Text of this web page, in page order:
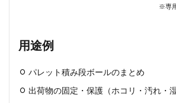
※専
用途例
パレット積み段ボールのまとめ
出荷物の固定・保護（ホコリ・汚れ・湿